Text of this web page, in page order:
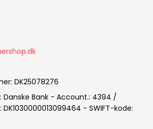
: DK25078276
Danske Bank - Account.: 4394 /
- SWIFT-kode: